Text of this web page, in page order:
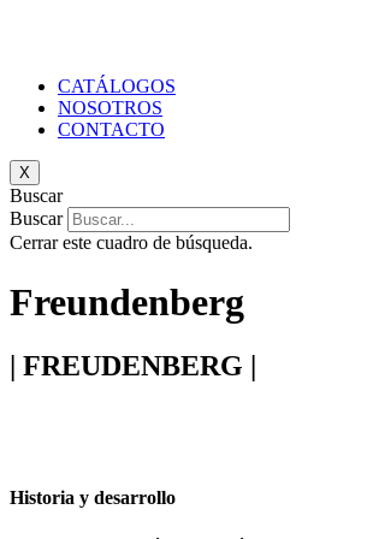
CATÁLOGOS
NOSOTROS
CONTACTO
X
Buscar
Buscar
Cerrar este cuadro de búsqueda.
Freundenberg
| FREUDENBERG |
Historia y desarrollo